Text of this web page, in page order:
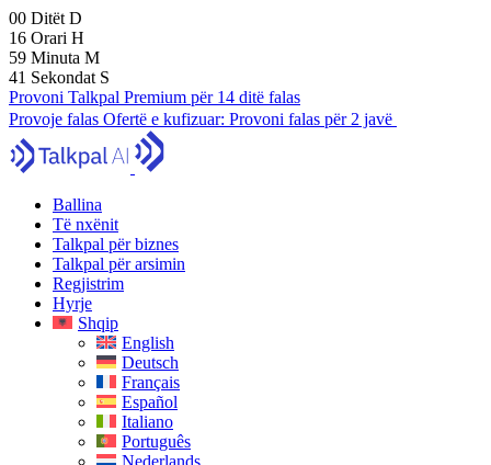
00 Ditët D
16 Orari H
59 Minuta M
40 Sekondat S
Provoni Talkpal Premium për 14 ditë falas
Provoje falas Ofertë e kufizuar: Provoni falas për 2 javë
Ballina
Të nxënit
Talkpal për biznes
Talkpal për arsimin
Regjistrim
Hyrje
Shqip
English
Deutsch
Français
Español
Italiano
Português
Nederlands